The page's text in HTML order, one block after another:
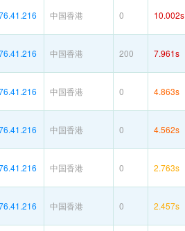
中国香港 0 10.002s
中国香港 200 7.961s
中国香港 0 4.863s
中国香港 0 4.562s
中国香港 0 2.763s
中国香港 0 2.457s